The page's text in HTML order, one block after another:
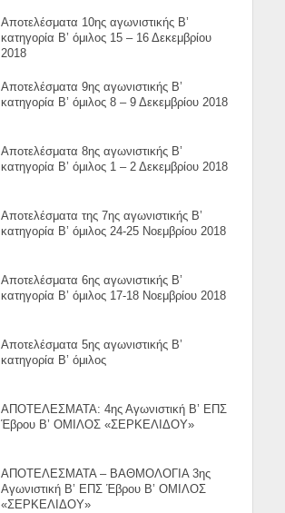
Αποτελέσματα 10ης αγωνιστικής Β’
κατηγορία Β’ όμιλος 15 – 16 Δεκεμβρίου
2018
Αποτελέσματα 9ης αγωνιστικής Β’
κατηγορία Β’ όμιλος 8 – 9 Δεκεμβρίου 2018
Αποτελέσματα 8ης αγωνιστικής Β’
κατηγορία Β’ όμιλος 1 – 2 Δεκεμβρίου 2018
Αποτελέσματα της 7ης αγωνιστικής Β’
κατηγορία Β’ όμιλος 24-25 Νοεμβρίου 2018
Αποτελέσματα 6ης αγωνιστικής Β’
κατηγορία Β’ όμιλος 17-18 Νοεμβρίου 2018
Αποτελέσματα 5ης αγωνιστικής Β’
κατηγορία Β’ όμιλος
ΑΠΟΤΕΛΕΣΜΑΤΑ: 4ης Αγωνιστική Β’ ΕΠΣ
Έβρου Β’ ΟΜΙΛΟΣ «ΣΕΡΚΕΛΙΔΟΥ»
ΑΠΟΤΕΛΕΣΜΑΤΑ – ΒΑΘΜΟΛΟΓΙΑ 3ης
Αγωνιστική Β’ ΕΠΣ Έβρου Β’ ΟΜΙΛΟΣ
«ΣΕΡΚΕΛΙΔΟΥ»